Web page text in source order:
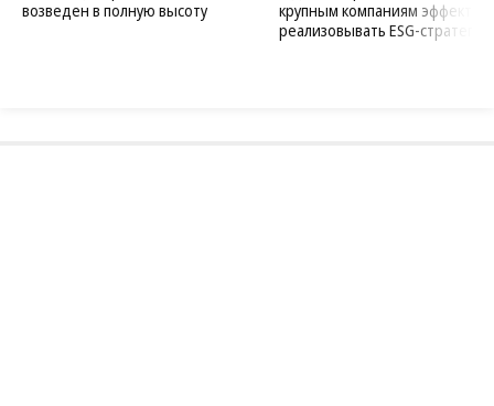
возведен в полную высоту
крупным компаниям
реализовывать ESG-стратегию